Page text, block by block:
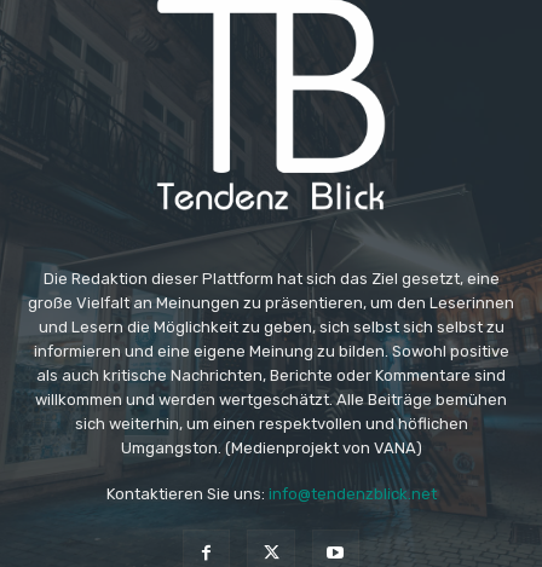
Die Redaktion dieser Plattform hat sich das Ziel gesetzt, eine
große Vielfalt an Meinungen zu präsentieren, um den Leserinnen
und Lesern die Möglichkeit zu geben, sich selbst sich selbst zu
informieren und eine eigene Meinung zu bilden. Sowohl positive
als auch kritische Nachrichten, Berichte oder Kommentare sind
willkommen und werden wertgeschätzt. Alle Beiträge bemühen
sich weiterhin, um einen respektvollen und höflichen
Umgangston. (Medienprojekt von VANA)
Kontaktieren Sie uns: info@tendenzblick.net